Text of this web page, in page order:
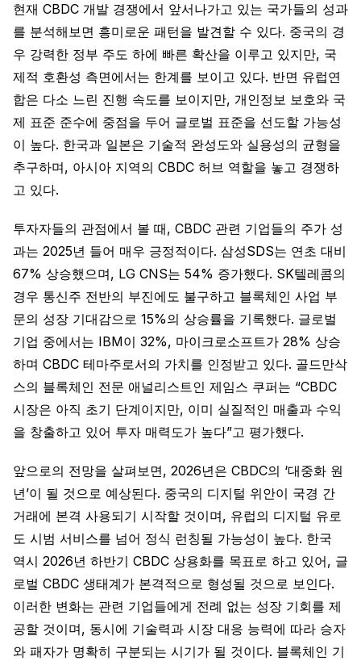
현재 CBDC 개발 경쟁에서 앞서나가고 있는 국가들의 성과
를 분석해보면 흥미로운 패턴을 발견할 수 있다. 중국의 경
우 강력한 정부 주도 하에 빠른 확산을 이루고 있지만, 국
제적 호환성 측면에서는 한계를 보이고 있다. 반면 유럽연
합은 다소 느린 진행 속도를 보이지만, 개인정보 보호와 국
제 표준 준수에 중점을 두어 글로벌 표준을 선도할 가능성
이 높다. 한국과 일본은 기술적 완성도와 실용성의 균형을
추구하며, 아시아 지역의 CBDC 허브 역할을 놓고 경쟁하
고 있다.
투자자들의 관점에서 볼 때, CBDC 관련 기업들의 주가 성
과는 2025년 들어 매우 긍정적이다. 삼성SDS는 연초 대비
67% 상승했으며, LG CNS는 54% 증가했다. SK텔레콤의
경우 통신주 전반의 부진에도 불구하고 블록체인 사업 부
문의 성장 기대감으로 15%의 상승률을 기록했다. 글로벌
기업 중에서는 IBM이 32%, 마이크로소프트가 28% 상승
하며 CBDC 테마주로서의 가치를 인정받고 있다. 골드만삭
스의 블록체인 전문 애널리스트인 제임스 쿠퍼는 “CBDC
시장은 아직 초기 단계이지만, 이미 실질적인 매출과 수익
을 창출하고 있어 투자 매력도가 높다”고 평가했다.
앞으로의 전망을 살펴보면, 2026년은 CBDC의 ‘대중화 원
년’이 될 것으로 예상된다. 중국의 디지털 위안이 국경 간
거래에 본격 사용되기 시작할 것이며, 유럽의 디지털 유로
도 시범 서비스를 넘어 정식 런칭될 가능성이 높다. 한국
역시 2026년 하반기 CBDC 상용화를 목표로 하고 있어, 글
로벌 CBDC 생태계가 본격적으로 형성될 것으로 보인다.
이러한 변화는 관련 기업들에게 전례 없는 성장 기회를 제
공할 것이며, 동시에 기술력과 시장 대응 능력에 따라 승자
와 패자가 명확히 구분되는 시기가 될 것이다. 블록체인 기